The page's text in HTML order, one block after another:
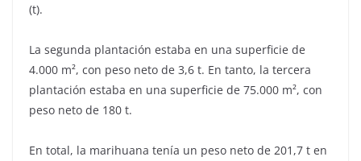
(t).
La segunda plantación estaba en una superficie de
4.000 m², con peso neto de 3,6 t. En tanto, la tercera
plantación estaba en una superficie de 75.000 m², con
peso neto de 180 t.
En total, la marihuana tenía un peso neto de 201,7 t en